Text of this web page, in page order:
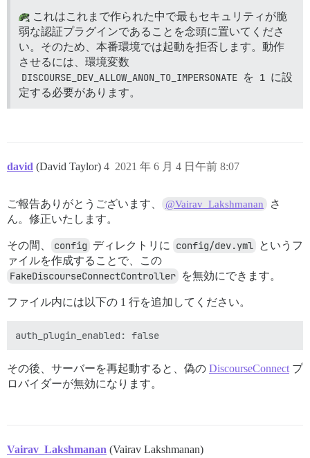
これはこれまで作られた中で最もセキュリティが脆
弱な認証プラグインであることを念頭に置いてくださ
い。そのため、本番環境では起動を拒否します。動作
させるには、環境変数
DISCOURSE_DEV_ALLOW_ANON_TO_IMPERSONATE を 1 に設
定する必要があります。
david (David Taylor) 2021 年 6 月 4 日午前 8:07
4
ご報告ありがとうございます、 @Vairav_Lakshmanan
さ
ん。修正いたします。
その間、 config ディレクトリに config/dev.yml というフ
ァイルを作成することで、この
FakeDiscourseConnectController を無効にできます。
ファイル内には以下の 1 行を追加してください。
その後、サーバーを再起動すると、偽の DiscourseConnect プ
ロバイダーが無効になります。
Vairav_Lakshmanan (Vairav Lakshmanan)